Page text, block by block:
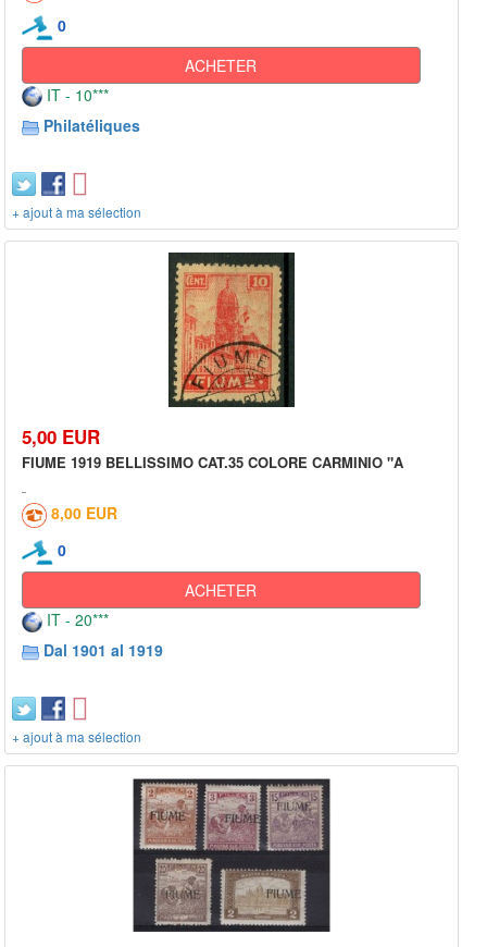
0
ACHETER
IT - 10***
Philatéliques
+ ajout à ma sélection
5,00 EUR
FIUME 1919 BELLISSIMO CAT.35 COLORE CARMINIO "A
8,00 EUR
0
ACHETER
IT - 20***
Dal 1901 al 1919
+ ajout à ma sélection